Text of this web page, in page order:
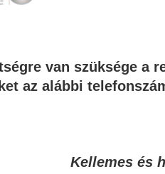
van szüksége a
az alábbi
Kellemes és